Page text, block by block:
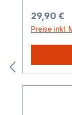
Barrique-
Fässer
Ses
aus
Regulärer
29,90 €
Preise inkl.